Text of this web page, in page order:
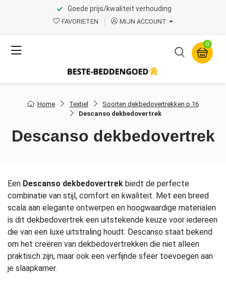
Goede prijs/kwaliteit verhouding
FAVORIETEN MIJN ACCOUNT
0
Home Textiel
Soorten dekbedovertrekken p 16
Descanso dekbedovertrek
Descanso dekbedovertrek
Een Descanso dekbedovertrek biedt de perfecte
combinatie van stijl, comfort en kwaliteit. Met een breed
scala aan elegante ontwerpen en hoogwaardige materialen
is dit dekbedovertrek een uitstekende keuze voor iedereen
die van een luxe uitstraling houdt. Descanso staat bekend
om het creëren van dekbedovertrekken die niet alleen
praktisch zijn, maar ook een verfijnde sfeer toevoegen aan
je slaapkamer.